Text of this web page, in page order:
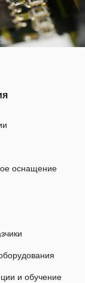
оснащение
и обучение